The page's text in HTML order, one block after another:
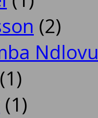
(2)
(1)
(1)